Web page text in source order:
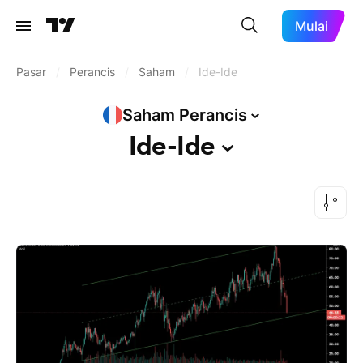
Mulai
Pasar Perancis Saham Ide-Ide
Saham Perancis
Ide-Ide